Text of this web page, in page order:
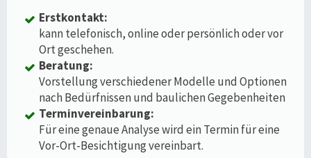
Erstkontakt:
kann telefonisch, online oder persönlich oder vor
Ort geschehen.
Beratung:
Vorstellung verschiedener Modelle und Optionen
nach Bedürfnissen und baulichen Gegebenheiten
Terminvereinbarung:
Für eine genaue Analyse wird ein Termin für eine
Vor-Ort-Besichtigung vereinbart.